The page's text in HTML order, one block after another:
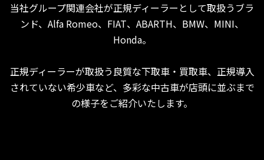
当社グループ関連会社が正規ディーラーとして取扱うブラ
ンド、Alfa Romeo、FIAT、ABARTH、BMW、MINI、
Honda。
正規ディーラーが取扱う良質な下取車・買取車、正規導入
されていない希少車など、多彩な中古車が店頭に並ぶまで
の様子をご紹介いたします。